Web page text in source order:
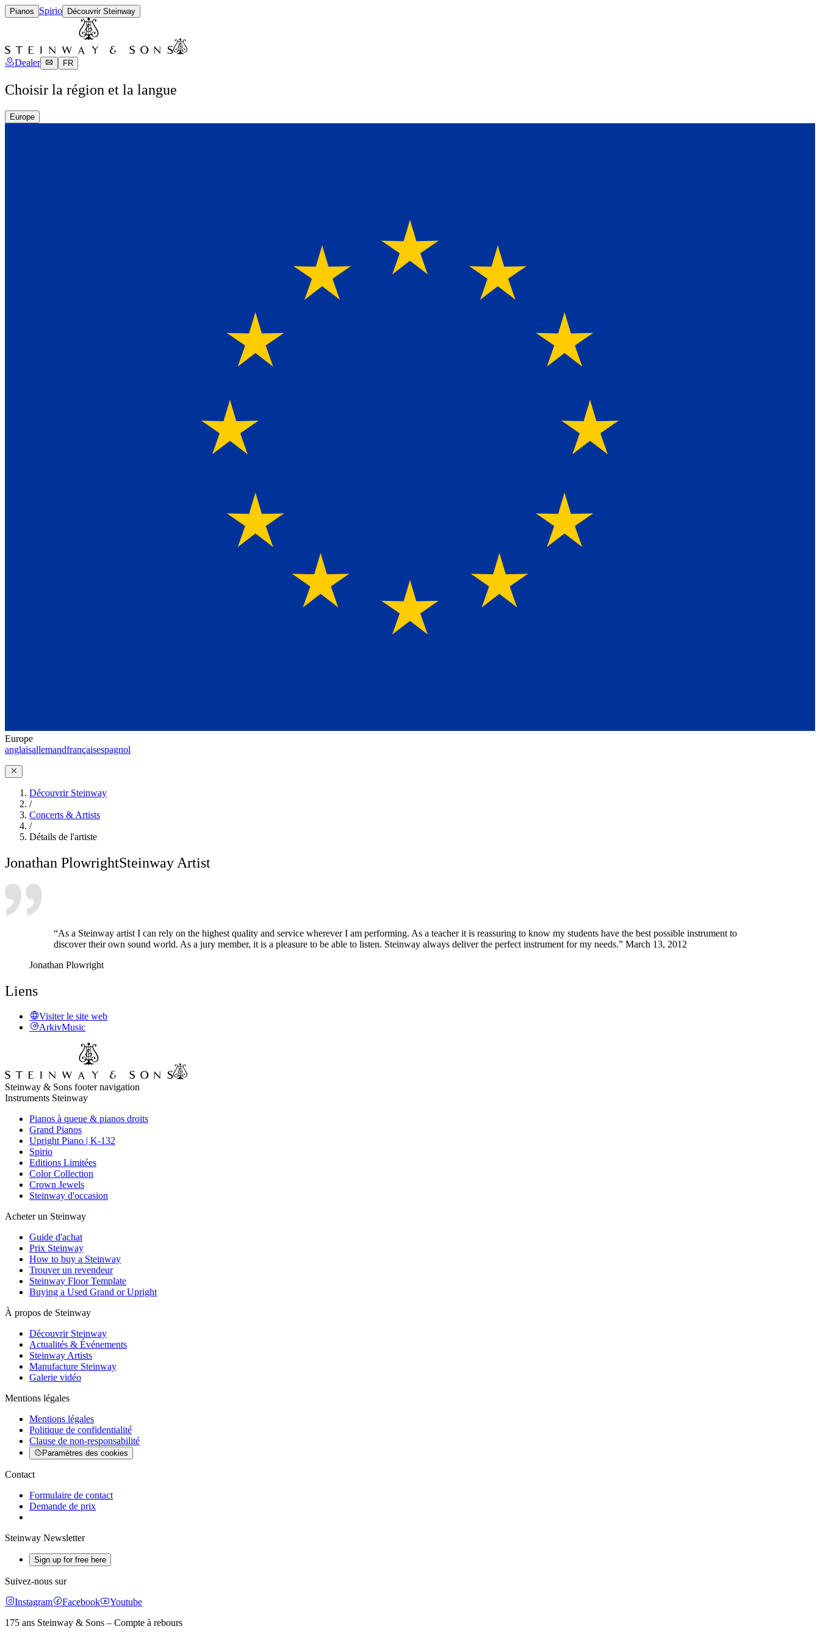
Pianos Spirio Découvrir Steinway
Dealer FR
Choisir la région et la langue
Europe
Europe
anglaisallemandfrançaisespagnol
Découvrir Steinway
/
Concerts & Artists
/
Détails de l'artiste
Jonathan PlowrightSteinway Artist
“As a Steinway artist I can rely on the highest quality and service wherever I am performing. As a teacher it is reassuring to know my students have the best possible instrument to
discover their own sound world. As a jury member, it is a pleasure to be able to listen. Steinway always deliver the perfect instrument for my needs.” March 13, 2012
Jonathan Plowright
Liens
Visiter le site web
ArkivMusic
Steinway & Sons footer navigation
Instruments Steinway
Pianos à queue & pianos droits
Grand Pianos
Upright Piano | K-132
Spirio
Editions Limitées
Color Collection
Crown Jewels
Steinway d'occasion
Acheter un Steinway
Guide d'achat
Prix Steinway
How to buy a Steinway
Trouver un revendeur
Steinway Floor Template
Buying a Used Grand or Upright
À propos de Steinway
Découvrir Steinway
Actualités & Événements
Steinway Artists
Manufacture Steinway
Galerie vidéo
Mentions légales
Mentions légales
Politique de confidentialité
Clause de non-responsabilité
Paramètres des cookies
Contact
Formulaire de contact
Demande de prix
Steinway Newsletter
Sign up for free here
Suivez-nous sur
Instagram
Facebook
Youtube
175 ans Steinway & Sons – Compte à rebours